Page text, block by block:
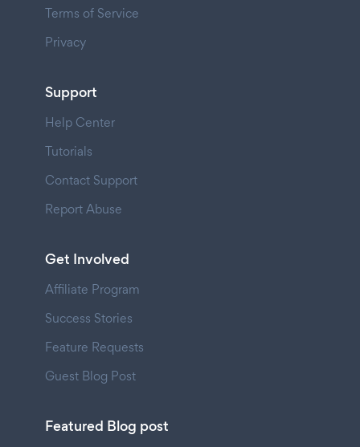
Terms of Service
Privacy
Support
Help Center
Tutorials
Contact Support
Report Abuse
Get Involved
Affiliate Program
Success Stories
Feature Requests
Guest Blog Post
Featured Blog post